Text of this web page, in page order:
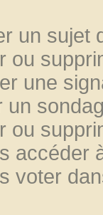
un sujet
ou
une
un
ou
accéder
voter